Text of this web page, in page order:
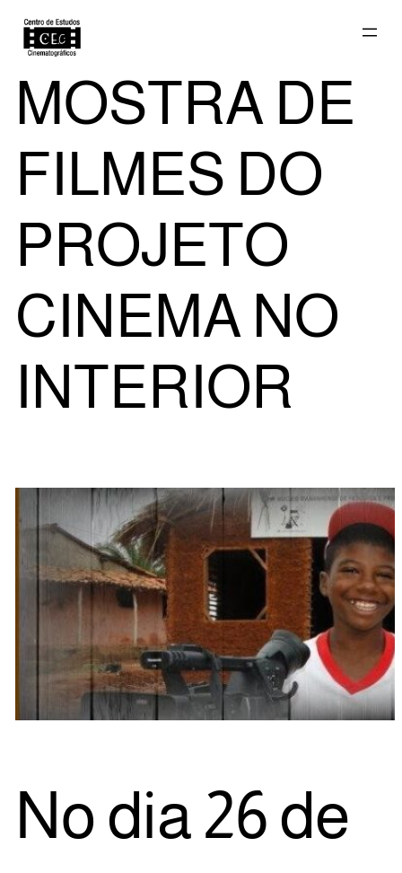
Saltar
para
o
conteúdo
MOSTRA DE
FILMES DO
PROJETO
CINEMA NO
INTERIOR
No dia 26 de